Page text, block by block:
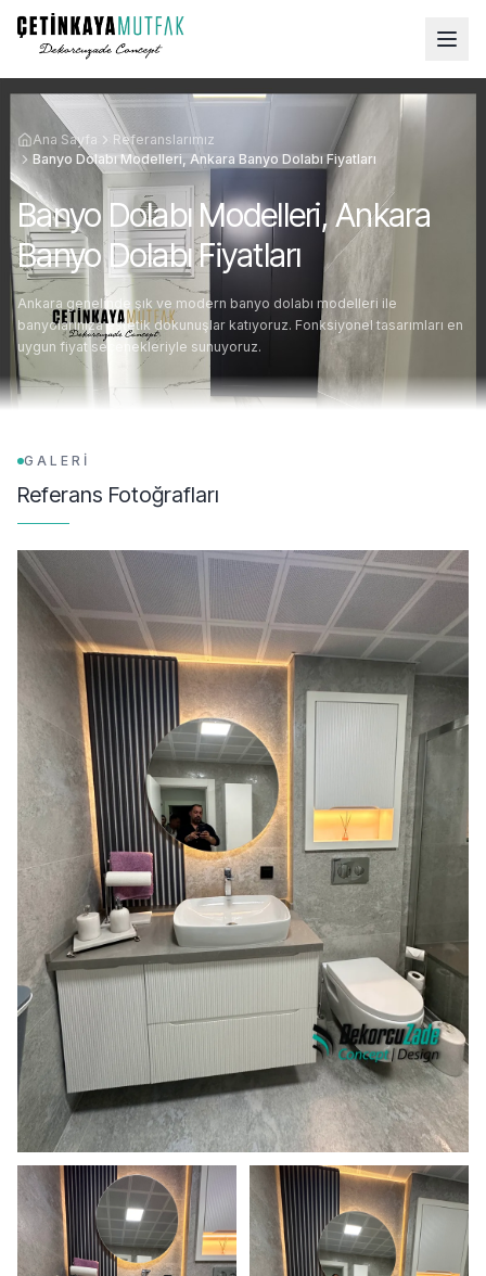
Ana Sayfa
Referanslarımız
Banyo Dolabı Modelleri, Ankara Banyo Dolabı Fiyatları
Banyo Dolabı Modelleri, Ankara
Banyo Dolabı Fiyatları
Ankara genelinde şık ve modern banyo dolabı modelleri ile
banyolarınıza estetik dokunuşlar katıyoruz. Fonksiyonel tasarımları en
uygun fiyat seçenekleriyle sunuyoruz.
GALERİ
Referans Fotoğrafları